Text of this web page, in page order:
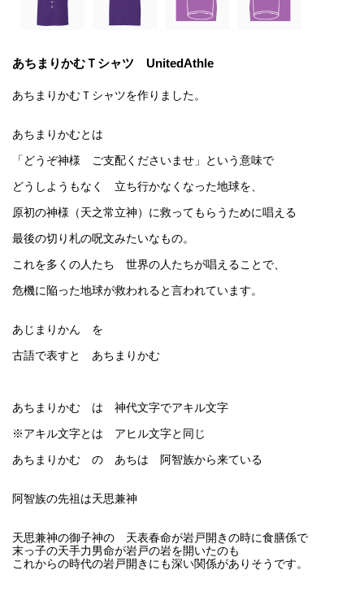
あちまりかむＴシャツ UnitedAthle
あちまりかむＴシャツを作りました。
あちまりかむとは
「どうぞ神様 ご支配くださいませ」という意味で
どうしようもなく 立ち行かなくなった地球を、
原初の神様（天之常立神）に救ってもらうために唱える
最後の切り札の呪文みたいなもの。
これを多くの人たち 世界の人たちが唱えることで、
危機に陥った地球が救われると言われています。
あじまりかん を
古語で表すと あちまりかむ
あちまりかむ は 神代文字でアキル文字
※アキル文字とは アヒル文字と同じ
あちまりかむ の あちは 阿智族から来ている
阿智族の先祖は天思兼神
天思兼神の御子神の 天表春命が岩戸開きの時に食膳係で
末っ子の天手力男命が岩戸の岩を開いたのも
これからの時代の岩戸開きにも深い関係がありそうです。